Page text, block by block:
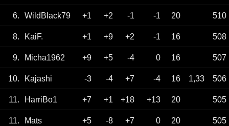
6. WildBlack79 +1 +2 -1 -1 20 510
8. KaiF. +1 +9 +2 -1 16 508
9. Micha1962 +9 +5 -4 0 16 507
10. Kajashi -3 -4 +7 -4 16 1,33 506
11. HarriBo1 +7 +1 +18 +13 20 505
11. Mats +5 -8 +7 0 20 505